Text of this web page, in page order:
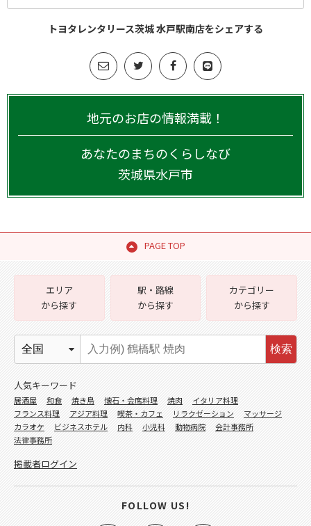
トヨタレンタリース茨城 水戸駅南店をシェアする
地元のお店の情報満載！
あなたのまちのくらしなび
茨城県水戸市
PAGE TOP
エリア
から探す
駅・路線
から探す
カテゴリー
から探す
検索
人気キーワード
居酒屋 和食 焼き鳥 懐石・会席料理 焼肉
イタリア料理
フランス料理
アジア料理 喫茶・カフェ リラクゼーション
マッサージ
カラオケ
ビジネスホテル 内科 小児科 動物病院
会計事務所
法律事務所
掲載者ログイン
FOLLOW US!